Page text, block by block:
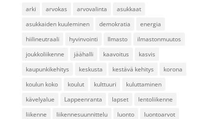
arki arvokas arvovalinta
asukkaat
asukkaiden kuuleminen
demokratia
energia
hiilineutraali
hyvinvointi Ilmasto
ilmastonmuutos
joukkoliikenne
jäähalli kaavoitus
kasvis
kaupunkikehitys
keskusta kestävä kehitys
korona
koulun koko
koulut kulttuuri
kuluttaminen
kävelyalue
Lappeenranta lapset
lentoliikenne
liikenne
liikennesuunnittelu luonto
luontoarvot